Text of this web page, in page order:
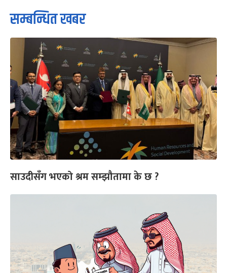
सम्बन्धित खबर
साउदीसँग भएको श्रम सम्झौतामा के छ ?